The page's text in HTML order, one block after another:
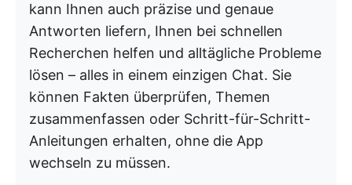
kann Ihnen auch präzise und genaue
Antworten liefern, Ihnen bei schnellen
Recherchen helfen und alltägliche Probleme
lösen – alles in einem einzigen Chat. Sie
können Fakten überprüfen, Themen
zusammenfassen oder Schritt-für-Schritt-
Anleitungen erhalten, ohne die App
wechseln zu müssen.